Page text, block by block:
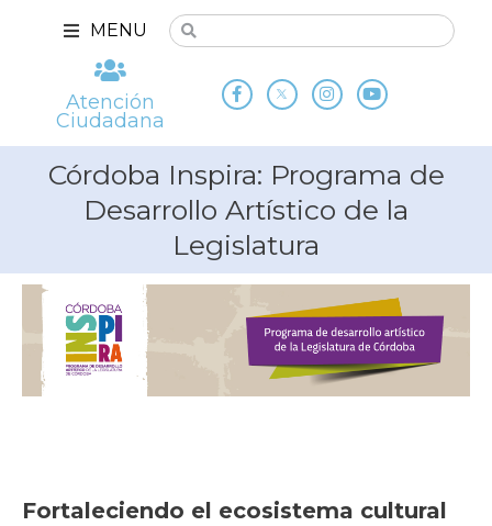
MENU
Atención
Ciudadana
Córdoba Inspira: Programa de
Desarrollo Artístico de la
Legislatura
Fortaleciendo el ecosistema cultural